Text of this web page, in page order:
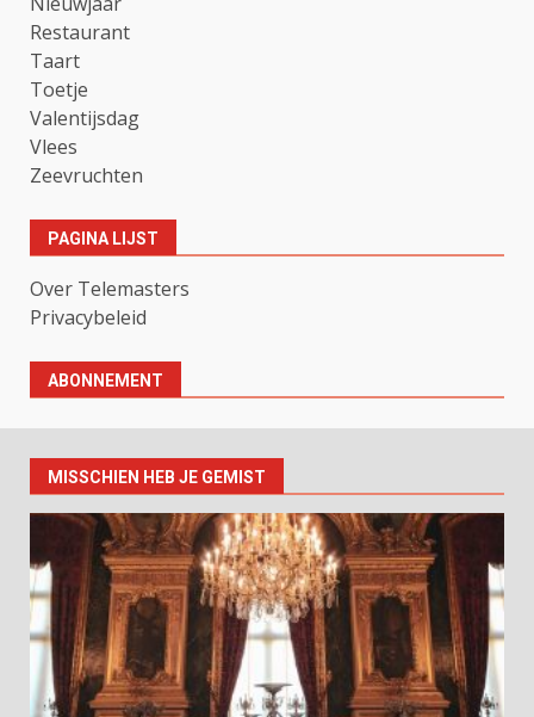
Restaurant
Taart
Toetje
Valentijsdag
Vlees
Zeevruchten
PAGINA LIJST
Over Telemasters
Privacybeleid
ABONNEMENT
MISSCHIEN HEB JE GEMIST